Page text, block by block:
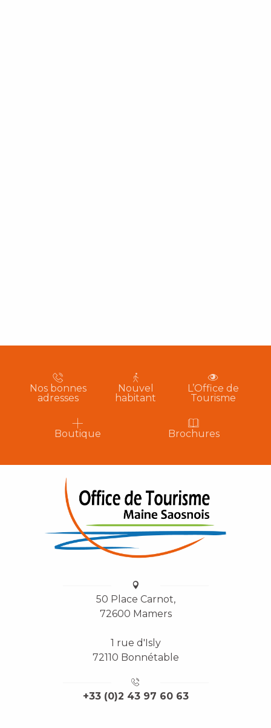
Nos bonnes
adresses
Nouvel
habitant
L’Office de
Tourisme
Boutique Brochures
50 Place Carnot,
72600 Mamers
1 rue d'Isly
72110 Bonnétable
+33 (0)2 43 97 60 63